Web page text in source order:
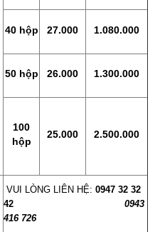
40 hộp 27.000 1.080.000
50 hộp 26.000 1.300.000
100
hộp
25.000 2.500.000
VUI LÒNG LIÊN HỆ: 0947 32 32
42
0943
416 726